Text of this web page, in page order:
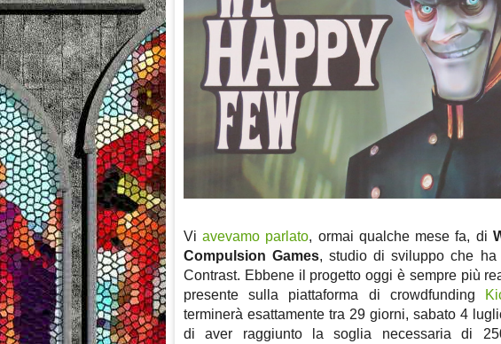
Viavevamo parlato, ormai qualche mese fa, di
Compulsion Games, studio di sviluppo che
Contrast. Ebbene il progetto oggi è sempre più
presente sulla piattaforma di crowdfunding
terminerà esattamente tra 29 giorni, sabato 4
di aver raggiunto la soglia necessaria di